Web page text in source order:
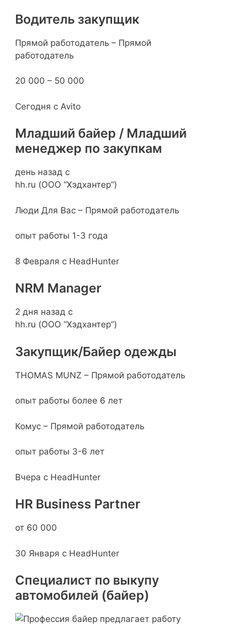
Водитель закупщик
Прямой работодатель – Прямой
работодатель
20 000 – 50 000
Сегодня с Avito
Младший байер / Младший
менеджер по закупкам
день назад с
hh.ru (ООО “Хэдхантер”)
Люди Для Вас – Прямой работодатель
опыт работы 1-3 года
8 Февраля с HeadHunter
NRM Manager
2 дня назад с
hh.ru (ООО “Хэдхантер”)
Закупщик/Байер одежды
THOMAS MUNZ – Прямой работодатель
опыт работы более 6 лет
Комус – Прямой работодатель
опыт работы 3-6 лет
Вчера с HeadHunter
HR Business Partner
от 60 000
30 Января с HeadHunter
Специалист по выкупу
автомобилей (байер)